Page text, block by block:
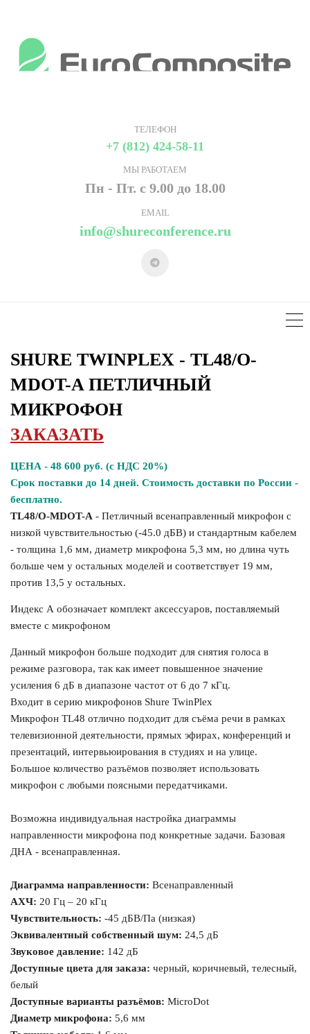
ТЕЛЕФОН
+7 (812) 424-58-11
МЫ РАБОТАЕМ
Пн - Пт. с 9.00 до 18.00
EMAIL
info@shureconference.ru
SHURE TWINPLEX - TL48/O-
MDOT-A ПЕТЛИЧНЫЙ
МИКРОФОН
ЗАКАЗАТЬ
ЦЕНА - 48 600 руб. (с НДС 20%)
Срок поставки до 14 дней. Стоимость доставки по России -
бесплатно.
TL48/O-MDOT-A - Петличный всенаправленный микрофон с
низкой чувствительностью (-45.0 дБВ) и стандартным кабелем
- толщина 1,6 мм, диаметр микрофона 5,3 мм, но длина чуть
больше чем у остальных моделей и соответствует 19 мм,
против 13,5 у остальных.
Индекс А обозначает комплект аксессуаров, поставляемый
вместе с микрофоном
Данный микрофон больше подходит для снятия голоса в
режиме разговора, так как имеет повышенное значение
усиления 6 дБ в диапазоне частот от 6 до 7 кГц.
Входит в серию микрофонов Shure TwinPlex
Микрофон TL48 отлично подходит для съёма речи в рамках
телевизионной деятельности, прямых эфирах, конференций и
презентаций, интервьюирования в студиях и на улице.
Большое количество разъёмов позволяет использовать
микрофон с любыми поясными передатчиками.
Возможна индивидуальная настройка диаграммы
направленности микрофона под конкретные задачи. Базовая
ДНА - всенаправленная.
Диаграмма направленности: Всенаправленный
АХЧ: 20 Гц – 20 кГц
Чувствительность: -45 дБВ/Па (низкая)
Эквивалентный собственный шум: 24,5 дБ
Звуковое давление: 142 дБ
Доступные цвета для заказа: черный, коричневый, телесный,
белый
Доступные варианты разъёмов: MicroDot
Диаметр микрофона: 5,6 мм